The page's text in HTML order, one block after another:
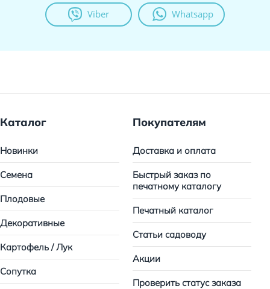
Viber Whatsapp
Каталог
Новинки
Семена
Плодовые
Декоративные
Картофель / Лук
Сопутка
Покупателям
Доставка и оплата
Быстрый заказ по
печатному каталогу
Печатный каталог
Статьи садоводу
Акции
Проверить статус заказа